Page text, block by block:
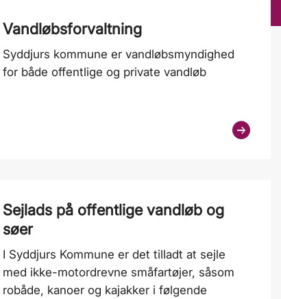
Vandløbsforvaltning
Syddjurs kommune er vandløbsmyndighed
for både offentlige og private vandløb
Sejlads på offentlige vandløb og
søer
I Syddjurs Kommune er det tilladt at sejle
med ikke-motordrevne småfartøjer, såsom
robåde, kanoer og kajakker i følgende